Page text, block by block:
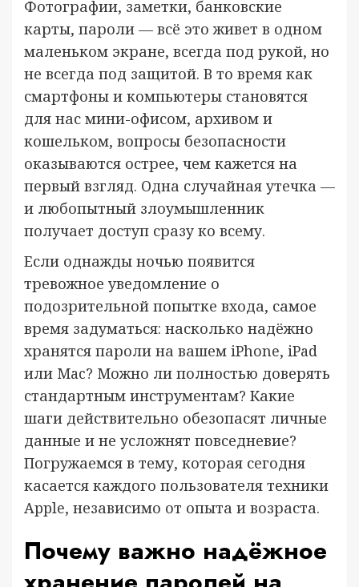
Фотографии, заметки, банковские
карты, пароли — всё это живет в одном
маленьком экране, всегда под рукой, но
не всегда под защитой. В то время как
смартфоны и компьютеры становятся
для нас мини-офисом, архивом и
кошельком, вопросы безопасности
оказываются острее, чем кажется на
первый взгляд. Одна случайная утечка —
и любопытный злоумышленник
получает доступ сразу ко всему.
Если однажды ночью появится
тревожное уведомление о
подозрительной попытке входа, самое
время задуматься: насколько надёжно
хранятся пароли на вашем iPhone, iPad
или Mac? Можно ли полностью доверять
стандартным инструментам? Какие
шаги действительно обезопасят личные
данные и не усложнят повседневие?
Погружаемся в тему, которая сегодня
касается каждого пользователя техники
Apple, независимо от опыта и возраста.
Почему важно надёжное